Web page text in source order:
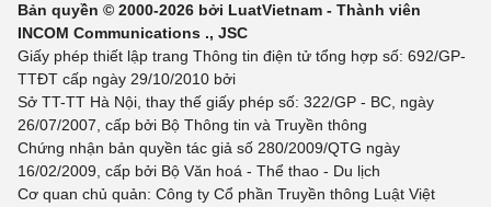
Bản quyền © 2000-2026 bởi LuatVietnam - Thành viên
INCOM Communications ., JSC
Giấy phép thiết lập trang Thông tin điện tử tổng hợp số: 692/GP-
TTĐT cấp ngày 29/10/2010 bởi
Sở TT-TT Hà Nội, thay thế giấy phép số: 322/GP - BC, ngày
26/07/2007, cấp bởi Bộ Thông tin và Truyền thông
Chứng nhận bản quyền tác giả số 280/2009/QTG ngày
16/02/2009, cấp bởi Bộ Văn hoá - Thể thao - Du lịch
Cơ quan chủ quản: Công ty Cổ phần Truyền thông Luật Việt